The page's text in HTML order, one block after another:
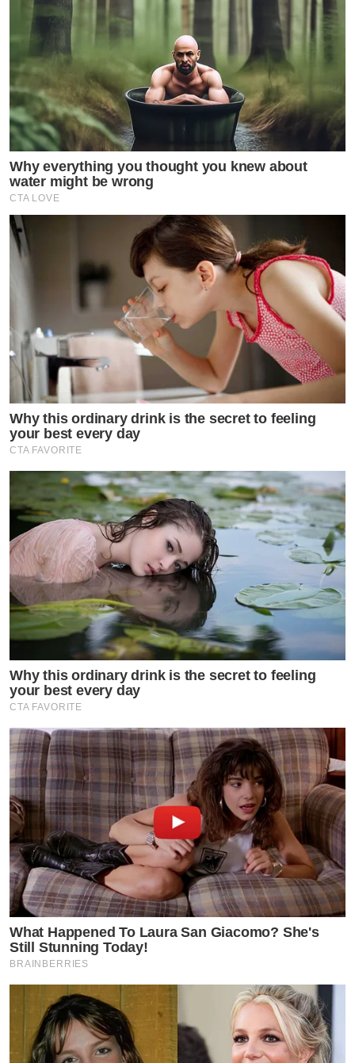
ล่าสุดบีม กวี และออย อฏิพรณ์ก็ได้ไลฟ์สดพร้อมพูดถึง
เรื่องราวดราม่าที่เกิดขึ้น โดยทางพ่อบีม
เผยว่า มันเคยเกิด
ขึ้นกับตนเองเหมือนกัน ตอนเป็น D2B มี 3 คน แฟนคลับจะ
ให้คนนี้ แต่อีก 2 คนก็จะเอามาฝากเฉยๆ ซึ่งตนเข้าใจ โลก
ไม่มีอะไรที่เท่าเทียมกันร้อยเปอร์เซ็นต์อยู่แล้ว
ส่วนแม่ออยกล่าวต่อว่า พอมาถึงบ้านของทุกอย่างก็เอามา
รวมกัน สุดท้ายก็เล่นด้วยกัน ไม่ได้แยก ไม่มีอันไหนเป็นของ
ใคร ย้ำว่านี่ไม่ใช่เรื่องใหญ่ บางทีมีคนดราม่าว่าทำไมแฟน
คลับให้คนนี้ ไม่ให้คนนั้น คนเป็นพ่อแม่ก็พยายามจะบาลานซ์
และไม่อยากให้เกิดดราม่าหรือจับผิดอะไรขนาดนั้น เพราะ
สุดท้ายคนที่เขาให้ของจะเสียใจที่เขาถูกตำหนิ ทั้งที่เขามี
เจตนาที่ดี การทีครอบครัวมาถึงตรงนี้ก็อยากจะให้ทุกคนมี
ความสุข และขอบคุณที่รักและเอ็นดูลูกๆ ทั้งสองคน
☀️ใครที่ต้องทำงานกลางแจ้ง กลางแดดต้องระวัง❗️
🥵แต่ “ร้อน จน ตับ วาย” นั้นมีจริง‼️
📌โรคลมแดด หรือ heat stroke นั้น
เป็นภาวะที่ร่างกายมีอุณภูมิสูงเกิน 40 องศาเซลเซียส🌡️
.
😵‍💫จนทำให้เกิดอาการ วิงเวียนศีรษะ สับสน
พูดไม่ชัด กระสับกระส่าย เห็นภาพหลอน
ไปจนถึงหมดสติ กดลิ้งค์รับข้อมูล อาหารเสริมบำรุงตับ จาก
เกาหลีเพิ่มเติ่มได้ที่ Link ด้านล่าง
https://www.tvpoolreward.com/
เมื่อสุขภาพดีแล้วจำเป็นต้องดูแลสุขภาพผิวด้วย
เราขอแนะนำ
โฟมล้างหน้า24พลัส หนึ่งเดียวที่มีเซรั่มสาหร่ายตัวท๊อป มาส
ต์ทิ้งไว้30วิ ป้องกันสิว
แล้วล้างออก เติมเซรั่มเข้มข้น 24พลัส ป้องกันเหี่ยว
หลังจากนั้นทาครีมกันแดด24พลัส ป้องกันแสงยูวีและแสงสี
ฟ้า
ใช้3ผลิตภัณฑ์นี้ ควบคู่ผิวหน้าของคุณจะเปลี่ยนไปทันทีที่ใช้
ครั้งแรก ใช้ดีแล้วบอกต่อคนที่รัก
กดลิ้งค์รับข้อมูล โฟมเซรั่ม และครีมกันแดดและเซรั่มเข้มข้น
เพิ่มเติ่มได้ที่ Link ด้านล่าง
Why everything you thought you knew about
water might be wrong
CTA LOVE
Why this ordinary drink is the secret to feeling
your best every day
CTA FAVORITE
Why this ordinary drink is the secret to feeling
your best every day
CTA FAVORITE
What Happened To Laura San Giacomo? She's
Still Stunning Today!
BRAINBERRIES